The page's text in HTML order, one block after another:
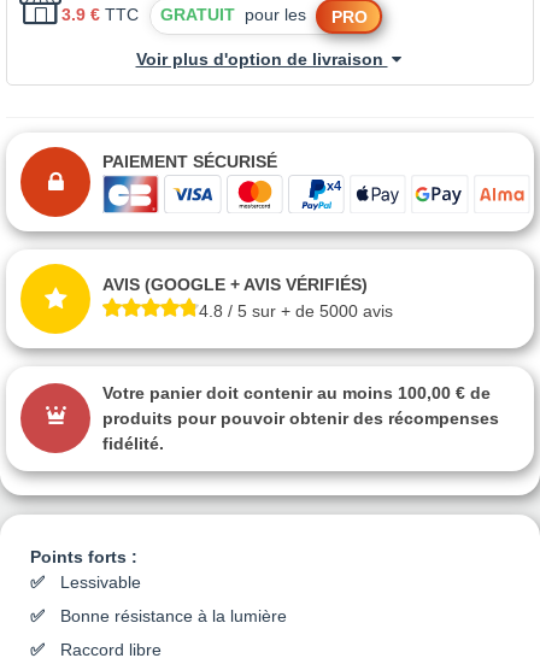
Points forts :
Lessivable
Bonne résistance à la lumière
Raccord libre
3.9 € TTC GRATUIT pour les PRO
Voir plus d'option de livraison
PAIEMENT SÉCURISÉ
AVIS (GOOGLE + AVIS VÉRIFIÉS)
4.8 / 5 sur + de 5000 avis
Votre panier doit contenir au moins 100,00 € de
produits pour pouvoir obtenir des récompenses
fidélité.